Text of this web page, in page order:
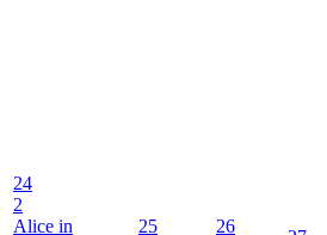
24
2
Alice in
25
26